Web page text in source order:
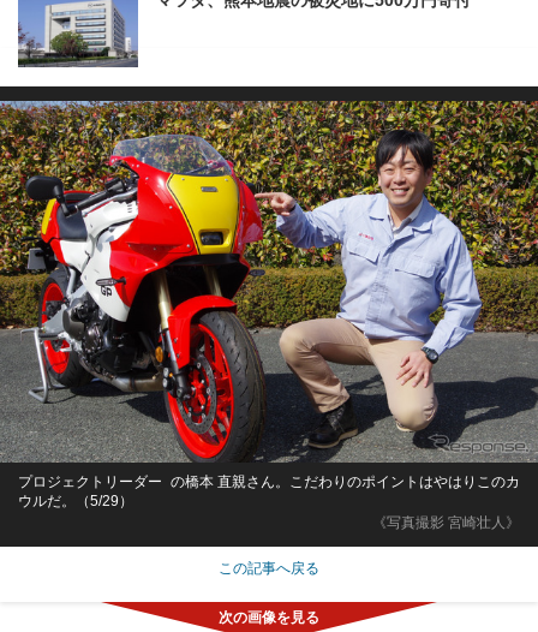
《写真撮影 宮崎壮人》
プロジェクトリーダー の橋本 直親さん。こだわりのポイントはやはりこのカ
ウルだ。（5/29）
この記事へ戻る